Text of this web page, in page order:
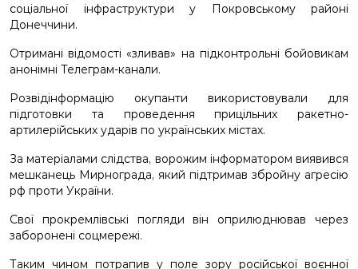
соціальної інфраструктури у Покровському районі
Донеччини.
Отримані відомості «зливав» на підконтрольні бойовикам
анонімні Телеграм-канали.
Розвідінформацію окупанти використовували для
підготовки та проведення прицільних ракетно-
артилерійських ударів по українських містах.
За матеріалами слідства, ворожим інформатором виявився
мешканець Мирнограда, який підтримав збройну агресію
рф проти України.
Свої прокремлівські погляди він оприлюднював через
заборонені соцмережі.
Таким чином потрапив у поле зору російської воєнної